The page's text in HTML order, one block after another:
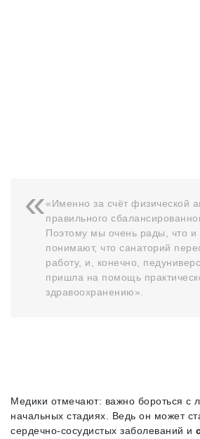
«Именно за счёт физической
правильного
Поэтому мы очень рады, что и
понимают, что санаторий
работу, и, конечно,
пришла на помощь
здравоохранению».
Медики отмечают: важно бороться с
начальных стадиях. Ведь он может
сердечно-сосудистых заболеваний и